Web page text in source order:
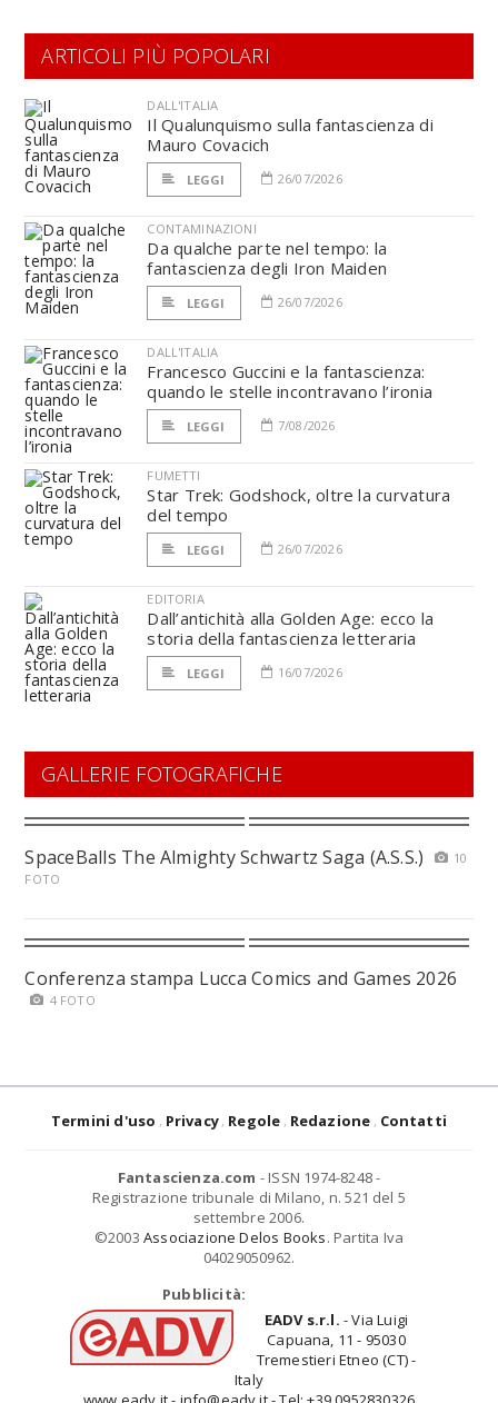
ARTICOLI PIÙ POPOLARI
DALL'ITALIA
Il Qualunquismo sulla fantascienza di
Mauro Covacich
LEGGI 26/07/2026
CONTAMINAZIONI
Da qualche parte nel tempo: la
fantascienza degli Iron Maiden
LEGGI 26/07/2026
DALL'ITALIA
Francesco Guccini e la fantascienza:
quando le stelle incontravano l’ironia
LEGGI 7/08/2026
FUMETTI
Star Trek: Godshock, oltre la curvatura
del tempo
LEGGI 26/07/2026
EDITORIA
Dall’antichità alla Golden Age: ecco la
storia della fantascienza letteraria
LEGGI 16/07/2026
GALLERIE FOTOGRAFICHE
SpaceBalls The Almighty Schwartz Saga (A.S.S.)
10
FOTO
Conferenza stampa Lucca Comics and Games 2026
4 FOTO
Termini d'uso Privacy Regole Redazione Contatti
Fantascienza.com - ISSN 1974-8248 -
Registrazione tribunale di Milano, n. 521 del 5
settembre 2006.
©2003 Associazione Delos Books. Partita Iva
04029050962.
Pubblicità:
EADV s.r.l. - Via Luigi
Capuana, 11 - 95030
Tremestieri Etneo (CT) -
Italy